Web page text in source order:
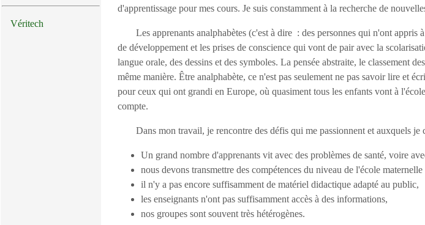
Véritech
d'apprentissage pour mes cours. Je suis constamment à la recherche de
Les apprenants analphabètes (c'est à dire : des personnes qui n'ont
de développement et les prises de conscience qui vont de pair avec la
langue orale, des dessins et des symboles. La pensée abstraite, le classement
même manière. Être analphabète, ce n'est pas seulement ne pas savoir lire et
pour ceux qui ont grandi en Europe, où quasiment tous les enfants vont à
compte.
Dans mon travail, je rencontre des défis qui me passionnent et auxquels je
Un grand nombre d'apprenants vit avec des problèmes de santé, voire
nous devons transmettre des compétences du niveau de l'école
il n'y a pas encore suffisamment de matériel didactique adapté au public,
les enseignants n'ont pas suffisamment accès à des informations,
nos groupes sont souvent très hétérogènes.